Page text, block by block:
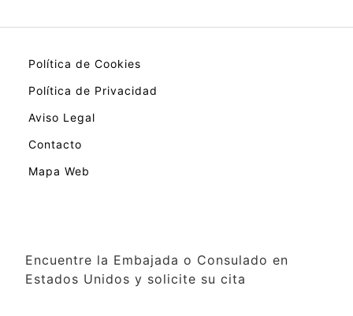
Política de Cookies
Política de Privacidad
Aviso Legal
Contacto
Mapa Web
Encuentre la Embajada o Consulado en
Estados Unidos y solicite su cita